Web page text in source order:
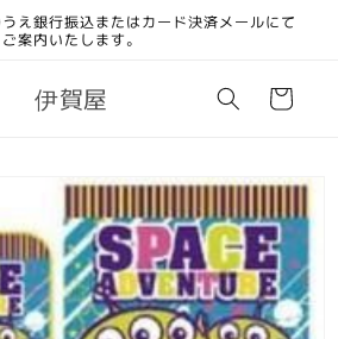
え銀行振込またはカード決済メールにて
ご案内いたします。
伊賀屋
ー